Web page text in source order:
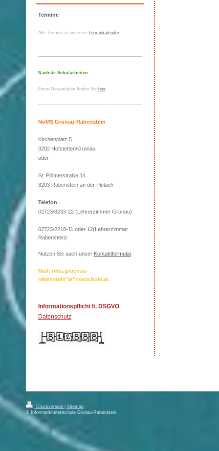
Termine
Alle Termine in unserem Terminkalender
Nächste Schularbeiten:
Einen Gesamtplan finden Sie hier
NöMS Grünau-Rabenstein
Kirchenplatz 5
3202 Hofstetten/Grünau
oder
St. Pöltnerstraße 14
3203 Rabenstein an der Pielach
Telefon
02723/8233-22 (Lehrerzimmer Grünau)
02723/2218-11 oder 12(Lehrerzimmer
Rabenstein)
Nutzen Sie auch unser Kontaktformular.
Mail: nms.gruenau-
rabenstein"at"noeschule.at
Informationspflicht lt. DSGVO
Datenschutz
Druckversion
Sitemap
© Informatikmittelschule Grünau-Rabenstein